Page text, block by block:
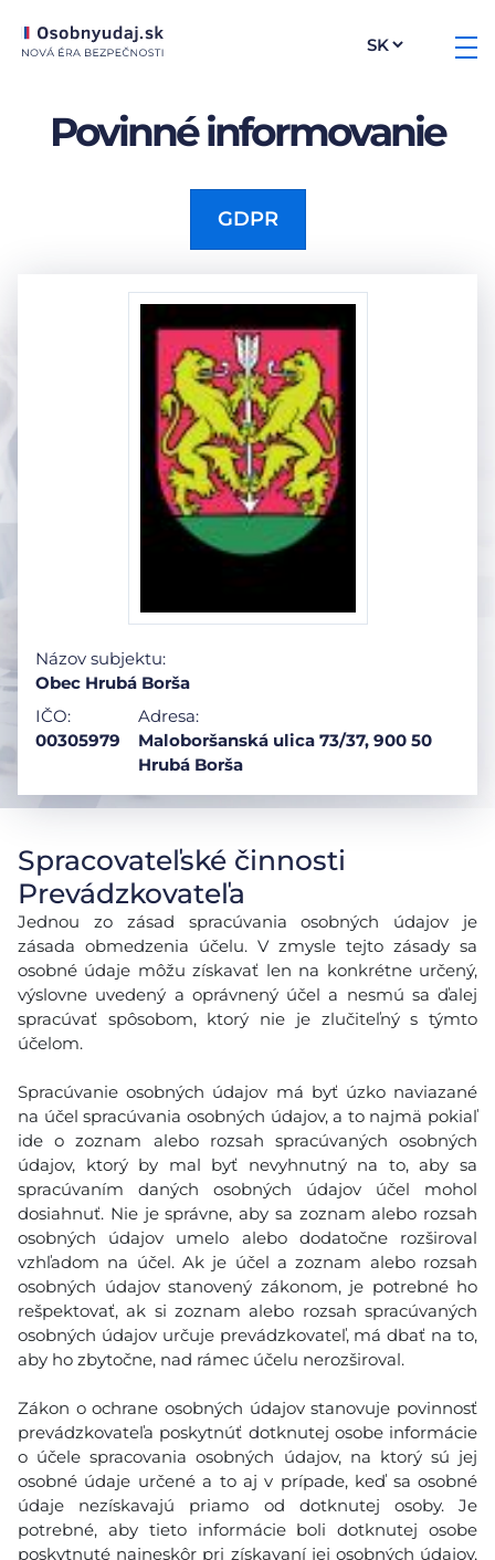
Povinné informovanie
GDPR
Názov subjektu:
Obec Hrubá Borša
IČO:
00305979
Adresa:
Maloboršanská ulica 73/37, 900 50
Hrubá Borša
Spracovateľské činnosti
Prevádzkovateľa
Jednou zo zásad spracúvania osobných údajov je
zásada obmedzenia účelu. V zmysle tejto zásady sa
osobné údaje môžu získavať len na konkrétne určený,
výslovne uvedený a oprávnený účel a nesmú sa ďalej
spracúvať spôsobom, ktorý nie je zlučiteľný s týmto
účelom.
Spracúvanie osobných údajov má byť úzko naviazané
na účel spracúvania osobných údajov, a to najmä pokiaľ
ide o zoznam alebo rozsah spracúvaných osobných
údajov, ktorý by mal byť nevyhnutný na to, aby sa
spracúvaním daných osobných údajov účel mohol
dosiahnuť. Nie je správne, aby sa zoznam alebo rozsah
osobných údajov umelo alebo dodatočne rozširoval
vzhľadom na účel. Ak je účel a zoznam alebo rozsah
osobných údajov stanovený zákonom, je potrebné ho
rešpektovať, ak si zoznam alebo rozsah spracúvaných
osobných údajov určuje prevádzkovateľ, má dbať na to,
aby ho zbytočne, nad rámec účelu nerozširoval.
Zákon o ochrane osobných údajov stanovuje povinnosť
prevádzkovateľa poskytnúť dotknutej osobe informácie
o účele spracovania osobných údajov, na ktorý sú jej
osobné údaje určené a to aj v prípade, keď sa osobné
údaje nezískavajú priamo od dotknutej osoby. Je
potrebné, aby tieto informácie boli dotknutej osobe
poskytnuté najneskôr pri získavaní jej osobných údajov,